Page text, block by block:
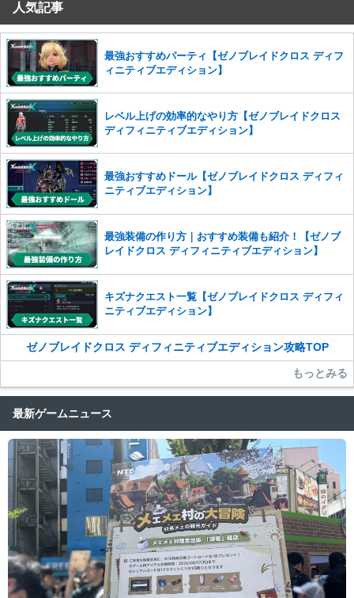
コメントの削除を申請する
せていただきます。ご了承ください。
※一度削除したコメントは復元ができませんのでご注意くだ
さい。
また、過度な利用規約の違反や、弊社に損害の及ぶ内容の書き込みがあ
った場合は、法的措置をとらせていただく場合もございますので、あら
かじめご理解くださいませ。
人気記事
最強おすすめパーティ【ゼノブレイドクロス ディフ
ィニティブエディション】
レベル上げの効率的なやり方【ゼノブレイドクロス
ディフィニティブエディション】
最強おすすめドール【ゼノブレイドクロス ディフィ
ニティブエディション】
最強装備の作り方｜おすすめ装備も紹介！【ゼノブ
レイドクロス ディフィニティブエディション】
キズナクエスト一覧【ゼノブレイドクロス ディフィ
ニティブエディション】
ゼノブレイドクロス ディフィニティブエディション攻略TOP
もっとみる
最新ゲームニュース